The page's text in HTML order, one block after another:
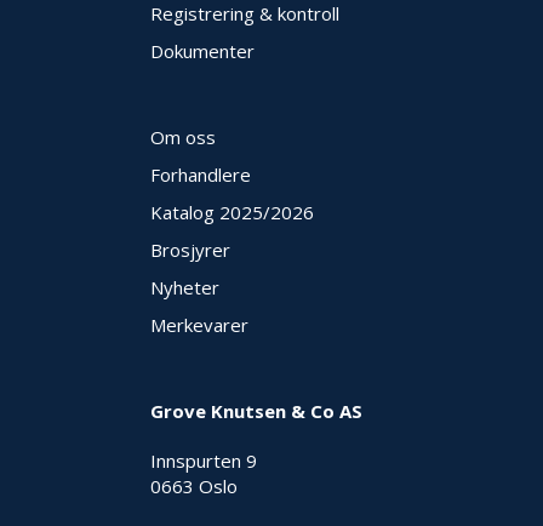
Registrering & kontroll
Dokumenter
Om oss
Forhandlere
Katalog 2025/2026
Brosjyrer
Nyheter
Merkevarer
Grove Knutsen & Co AS
Innspurten 9
0663 Oslo